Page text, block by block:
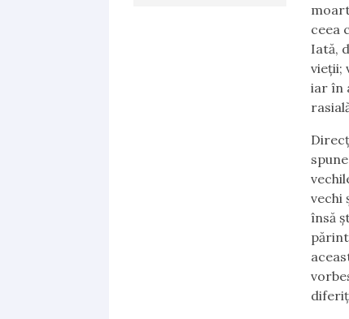
ceea
Iată,
vieții;
iar în
vechi
însă